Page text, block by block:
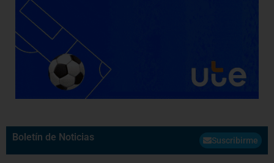
Boletín de Noticias Suscribirme